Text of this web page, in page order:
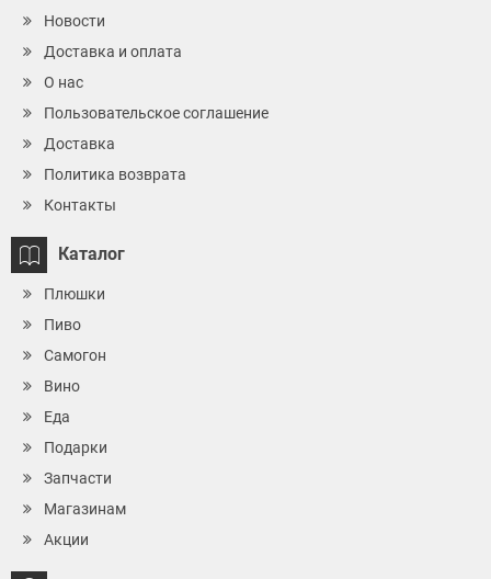
Новости
Доставка и оплата
О нас
Пользовательское соглашение
Доставка
Политика возврата
Контакты
Каталог
Плюшки
Пиво
Самогон
Вино
Еда
Подарки
Запчасти
Магазинам
Акции